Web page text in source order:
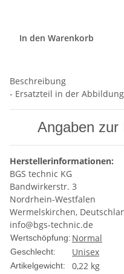
In den Warenkorb
Beschreibung
- Ersatzteil in der
Angaben zur
Herstellerinformationen:
BGS technic KG
Bandwirkerstr. 3
Nordrhein-Westfalen
Wermelskirchen,
info@bgs-technic.de
Wertschöpfung: Normal
Geschlecht: Unisex
Artikelgewicht: 0,22 kg